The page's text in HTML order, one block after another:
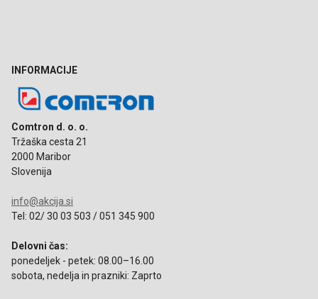
INFORMACIJE
Comtron d. o. o.
Tržaška cesta 21
2000 Maribor
Slovenija
info@akcija.si
Tel: 02/ 30 03 503 / 051 345 900
Delovni čas:
ponedeljek - petek: 08.00–16.00
sobota, nedelja in prazniki: Zaprto